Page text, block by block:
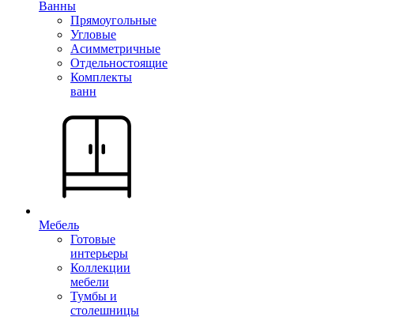
Ванны
Прямоугольные
Угловые
Асимметричные
Отдельностоящие
Комплекты
ванн
Мебель
Готовые
интерьеры
Коллекции
мебели
Тумбы и
столешницы